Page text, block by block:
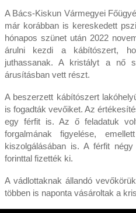
A Bács-Kiskun Vármegyei
már korábban is kereskedett
hónapos szünet után 2022
árulni kezdi a kábítószert,
juthassanak. A kristályt a nő
árusításban vett részt.
A beszerzett kábítószert
is fogadták vevőiket. Az
egy férfit is. Az ő feladatuk
forgalmának figyelése,
kiszolgálásában is. A férfit
forinttal fizették ki.
A vádlottaknak állandó
többen is naponta vásároltak a